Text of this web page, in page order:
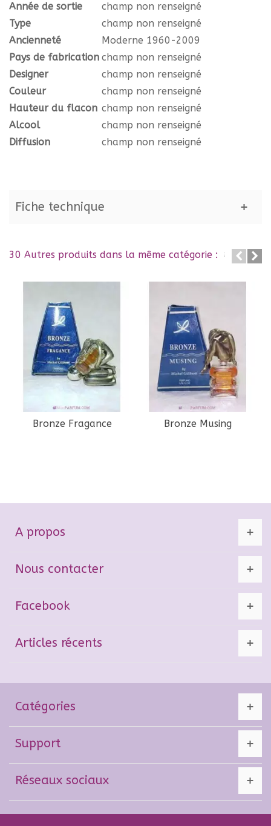
Année de sortie
champ non renseigné
Type
champ non renseigné
Ancienneté
Moderne 1960-2009
Pays de fabrication champ non renseigné
Designer
champ non renseigné
Couleur
champ non renseigné
Hauteur du flacon champ non renseigné
Alcool
champ non renseigné
Diffusion
champ non renseigné
Fiche technique
30 Autres produits dans la même catégorie :
Bronze Fragance Bronze Musing
A propos
Nous contacter
Facebook
Articles récents
Catégories
Support
Réseaux sociaux